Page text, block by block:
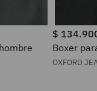
$ 134.
OXFORD